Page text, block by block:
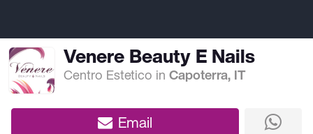
Venere Beauty E Nails
Centro Estetico inCapoterra, IT
Email